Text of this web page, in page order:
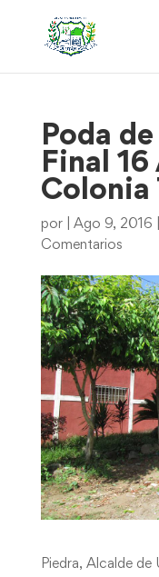
Poda
Final 16
Colonia
por Ago 9, 2016
Comentarios
Piedra, Alcalde de